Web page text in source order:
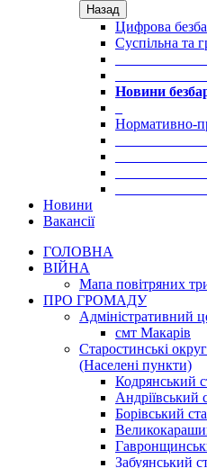
Назад
Цифрова
Суспільна та
Новини
Нормативно-
Новини
Вакансії
ГОЛОВНА
ВІЙНА
Мапа повітряних
ПРО ГРОМАДУ
Aдміністративний
смт Макарів
Старостинські
(Населені пункти)
Кодрянський
Андріївський
Борівський
Забуянський